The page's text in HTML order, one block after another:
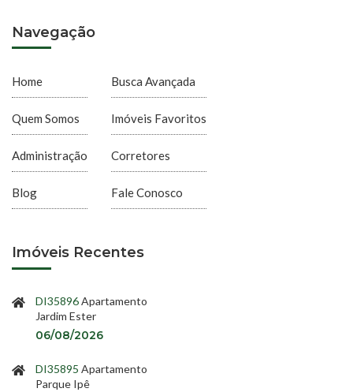
Navegação
Home
Quem Somos
Administração
Blog
Busca Avançada
Imóveis Favoritos
Corretores
Fale Conosco
Imóveis Recentes
DI35896Apartamento
Jardim Ester
06/08/2026
DI35895 Apartamento
Parque Ipê